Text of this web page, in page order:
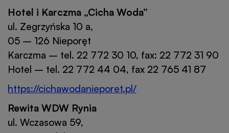
Hotel i Karczma „Cicha Woda”
ul. Zegrzyńska 10 a,
05 – 126 Nieporęt
Karczma – tel. 22 772 30 10, fax: 22 772 31 90
Hotel – tel. 22 772 44 04, fax 22 765 41 87
https://cichawodanieporet.pl/
Rewita WDW Rynia
ul. Wczasowa 59,